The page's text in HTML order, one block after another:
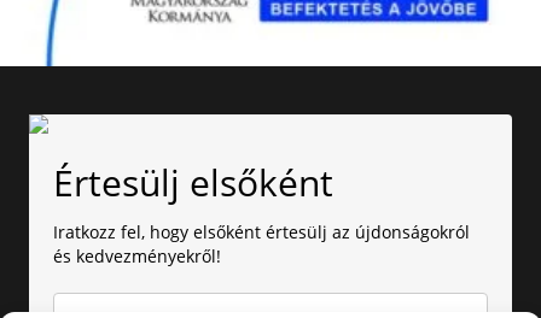
Értesülj elsőként
Iratkozz fel, hogy elsőként értesülj az újdonságokról
és kedvezményekről!